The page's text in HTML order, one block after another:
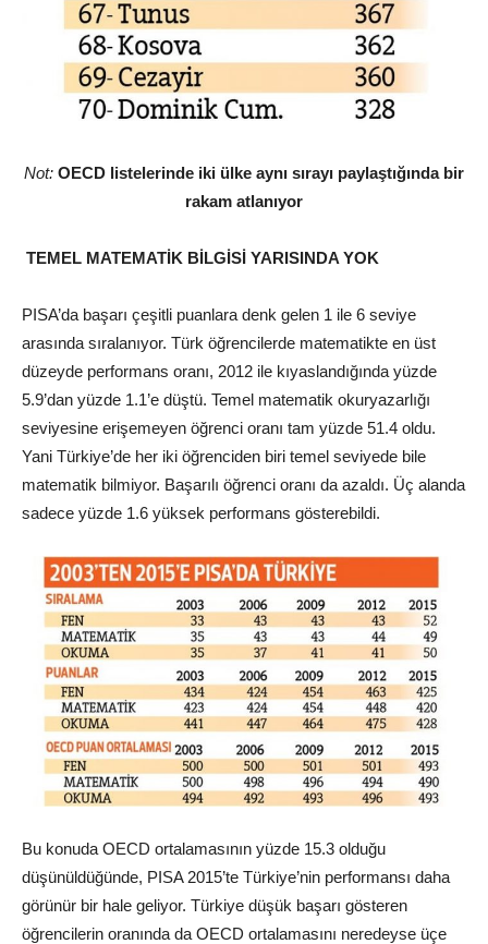
Not: OECD listelerinde iki ülke aynı sırayı paylaştığında bir
rakam atlanıyor
TEMEL MATEMATİK BİLGİSİ YARISINDA YOK
PISA’da başarı çeşitli puanlara denk gelen 1 ile 6 seviye
arasında sıralanıyor. Türk öğrencilerde matematikte en üst
düzeyde performans oranı, 2012 ile kıyaslandığında yüzde
5.9’dan yüzde 1.1’e düştü. Temel matematik okuryazarlığı
seviyesine erişemeyen öğrenci oranı tam yüzde 51.4 oldu.
Yani Türkiye’de her iki öğrenciden biri temel seviyede bile
matematik bilmiyor. Başarılı öğrenci oranı da azaldı. Üç alanda
sadece yüzde 1.6 yüksek performans gösterebildi.
Bu konuda OECD ortalamasının yüzde 15.3 olduğu
düşünüldüğünde, PISA 2015’te Türkiye’nin performansı daha
görünür bir hale geliyor. Türkiye düşük başarı gösteren
öğrencilerin oranında da OECD ortalamasını neredeyse üçe